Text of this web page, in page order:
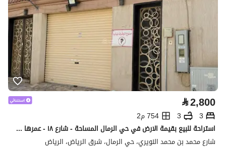
⃁2,800
3
3
754 م2
استراحة للبيع بقيمة الارض في حي الرمال المساحة - شارع ١٨ - عمرها ١٥ سنة
شارع محمد بن محمد النويري، حي الرمال، شرق الرياض، الرياض